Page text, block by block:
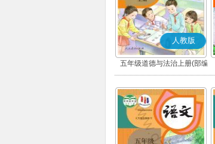
人教版
五年级道德与法治上册(部编
版)